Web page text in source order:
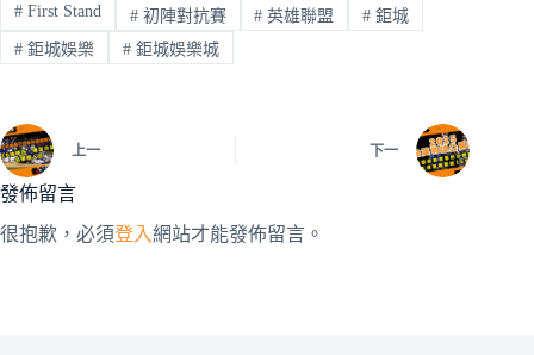
#First Stand #初陣對抗賽 # 英雄聯盟 # 鉅城
#鉅城娛樂 #鉅城娛樂城
上一 下一
發佈留言
很抱歉，必須登入網站才能發佈留言。